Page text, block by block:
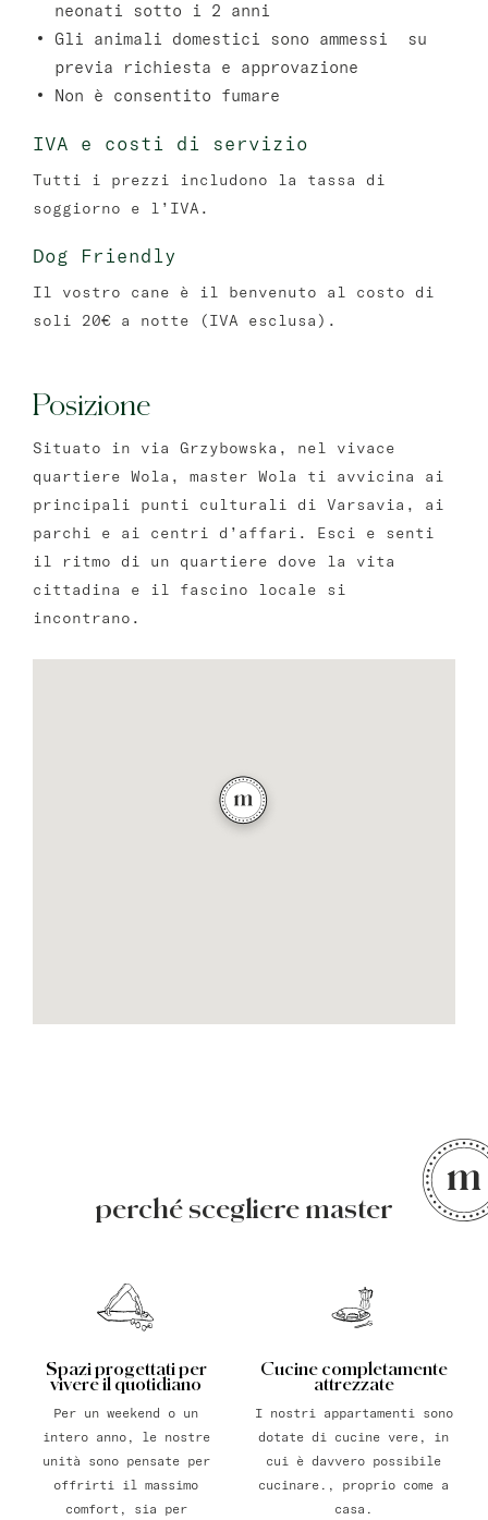
neonati sotto i 2 anni
Gli animali domestici sono ammessi su
previa richiesta e approvazione
Non è consentito fumare
IVA e costi di servizio
Tutti i prezzi includono la tassa di
soggiorno e l’IVA.
Dog Friendly
Il vostro cane è il benvenuto al costo di
soli 20€ a notte (IVA esclusa).
Posizione
Situato in via Grzybowska, nel vivace
quartiere Wola, master Wola ti avvicina ai
principali punti culturali di Varsavia, ai
parchi e ai centri d’affari. Esci e senti
il ritmo di un quartiere dove la vita
cittadina e il fascino locale si
incontrano.
perché scegliere master
Spazi progettati per
vivere il quotidiano
Per un weekend o un
intero anno, le nostre
unità sono pensate per
offrirti il massimo
comfort, sia per
Cucine completamente
attrezzate
I nostri appartamenti sono
dotate di cucine vere, in
cui è davvero possibile
cucinare., proprio come a
casa.